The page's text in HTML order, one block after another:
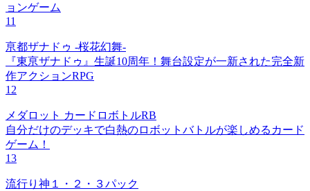
ョンゲーム
11
亰都ザナドゥ -桜花幻舞-
『東亰ザナドゥ』生誕10周年！舞台設定が一新された完全新
作アクションRPG
12
メダロット カードロボトルRB
自分だけのデッキで白熱のロボットバトルが楽しめるカード
ゲーム！
13
流行り神１・２・３パック